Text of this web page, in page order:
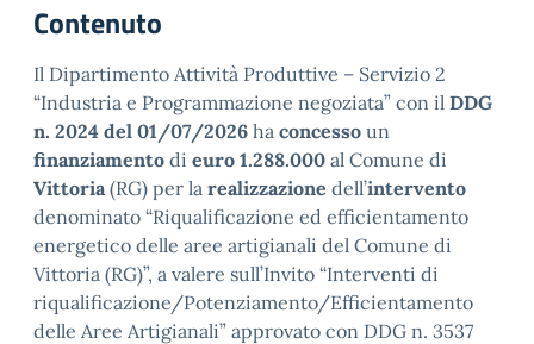
Contenuto
Il Dipartimento Attività Produttive – Servizio 2
“Industria e Programmazione negoziata” con il DDG
n. 2024 del 01/07/2026 ha concesso un
finanziamento di euro 1.288.000 al Comune di
Vittoria(RG) per la realizzazione dell’intervento
denominato “Riqualificazione ed efficientamento
energetico delle aree artigianali del Comune di
Vittoria (RG)”, a valere sull’Invito “Interventi di
riqualificazione/Potenziamento/Efficientamento
delle Aree Artigianali” approvato con DDG n. 3537